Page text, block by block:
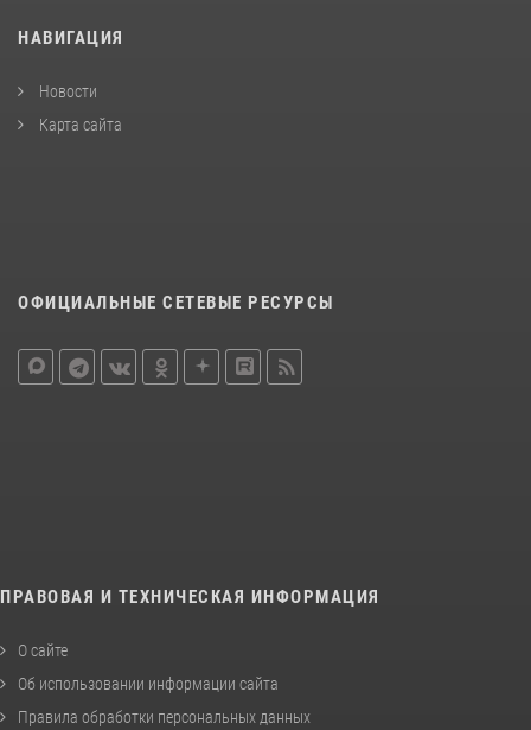
НАВИГАЦИЯ
Новости
Карта сайта
ОФИЦИАЛЬНЫЕ СЕТЕВЫЕ РЕСУРСЫ
ПРАВОВАЯ И ТЕХНИЧЕСКАЯ ИНФОРМАЦИЯ
О сайте
Об использовании информации сайта
Правила обработки персональных данных